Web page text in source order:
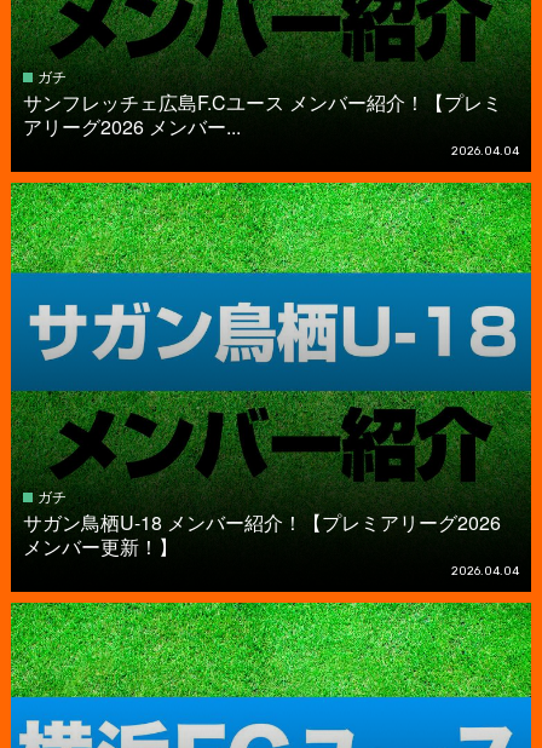
ガチ
サンフレッチェ広島F.Cユース メンバー紹介！【プレミ
アリーグ2026 メンバー...
2026.04.04
ガチ
サガン鳥栖U-18 メンバー紹介！【プレミアリーグ2026
メンバー更新！】
2026.04.04